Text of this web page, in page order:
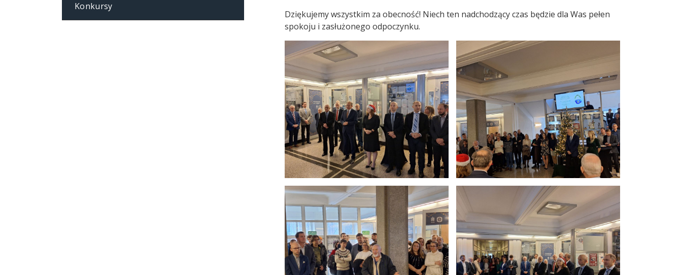
Konkursy
Dziękujemy wszystkim za obecność! Niech ten nadchodzący czas będzie dla Was pełen
spokoju i zasłużonego odpoczynku.